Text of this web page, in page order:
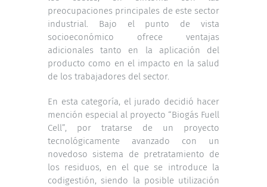
preocupaciones principales de este sector
industrial. Bajo el punto de vista
socioeconómico ofrece ventajas
adicionales tanto en la aplicación del
producto como en el impacto en la salud
de los trabajadores del sector.
En esta categoría, el jurado decidió hacer
mención especial al proyecto “Biogás Fuell
Cell”, por tratarse de un proyecto
tecnológicamente avanzado con un
novedoso sistema de pretratamiento de
los residuos, en el que se introduce la
codigestión, siendo la posible utilización